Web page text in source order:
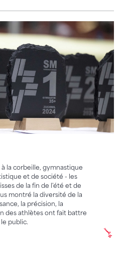
la corbeille, gymnastique
et de société - les
de la fin de l'été et de
montré la diversité de la
la précision, la
des athlètes ont fait battre
public.